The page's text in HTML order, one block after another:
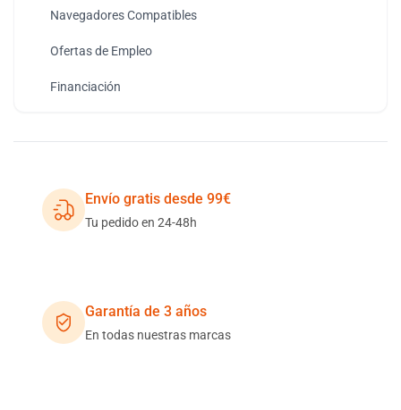
Navegadores Compatibles
Ofertas de Empleo
Financiación
Envío gratis desde 99€
Tu pedido en 24-48h
Garantía de 3 años
En todas nuestras marcas